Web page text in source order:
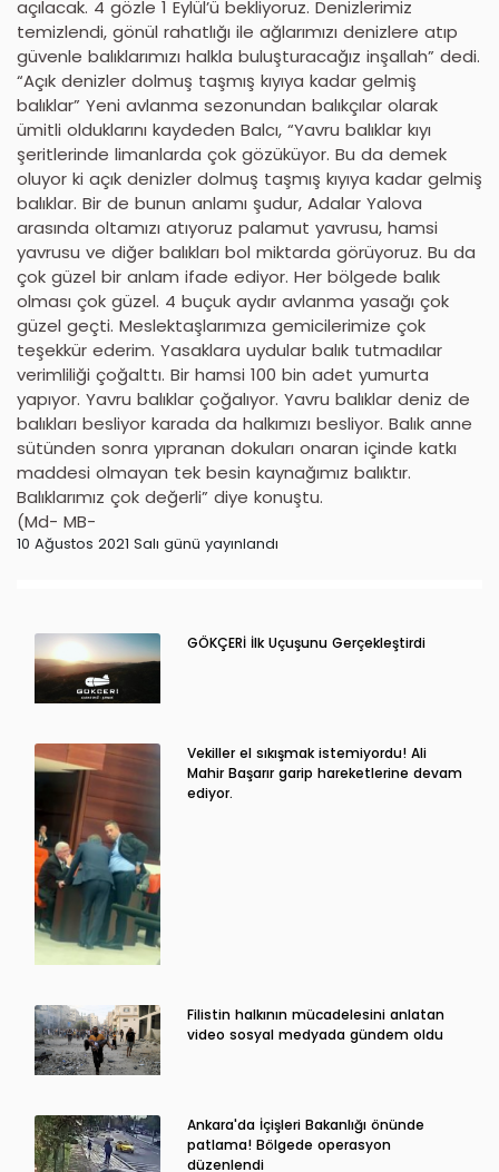
açılacak. 4 gözle 1 Eylül’ü bekliyoruz. Denizlerimiz
temizlendi, gönül rahatlığı ile ağlarımızı denizlere atıp
güvenle balıklarımızı halkla buluşturacağız inşallah” dedi.
“Açık denizler dolmuş taşmış kıyıya kadar gelmiş
balıklar” Yeni avlanma sezonundan balıkçılar olarak
ümitli olduklarını kaydeden Balcı, “Yavru balıklar kıyı
şeritlerinde limanlarda çok gözüküyor. Bu da demek
oluyor ki açık denizler dolmuş taşmış kıyıya kadar gelmiş
balıklar. Bir de bunun anlamı şudur, Adalar Yalova
arasında oltamızı atıyoruz palamut yavrusu, hamsi
yavrusu ve diğer balıkları bol miktarda görüyoruz. Bu da
çok güzel bir anlam ifade ediyor. Her bölgede balık
olması çok güzel. 4 buçuk aydır avlanma yasağı çok
güzel geçti. Meslektaşlarımıza gemicilerimize çok
teşekkür ederim. Yasaklara uydular balık tutmadılar
verimliliği çoğalttı. Bir hamsi 100 bin adet yumurta
yapıyor. Yavru balıklar çoğalıyor. Yavru balıklar deniz de
balıkları besliyor karada da halkımızı besliyor. Balık anne
sütünden sonra yıpranan dokuları onaran içinde katkı
maddesi olmayan tek besin kaynağımız balıktır.
Balıklarımız çok değerli” diye konuştu.
(Md- MB-
10 Ağustos 2021 Salı günü yayınlandı
GÖKÇERİ İlk Uçuşunu Gerçekleştirdi
Vekiller el sıkışmak istemiyordu! Ali
Mahir Başarır garip hareketlerine devam
ediyor.
Filistin halkının mücadelesini anlatan
video sosyal medyada gündem oldu
Ankara'da İçişleri Bakanlığı önünde
patlama! Bölgede operasyon
düzenlendi